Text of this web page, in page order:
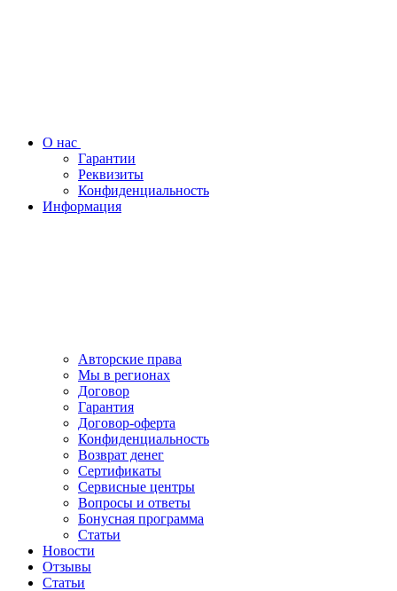
О нас
Гарантии
Реквизиты
Конфиденциальность
Информация
Авторские права
Мы в регионах
Договор
Гарантия
Договор-оферта
Конфиденциальность
Возврат денег
Сертификаты
Сервисные центры
Вопросы и ответы
Бонусная программа
Статьи
Новости
Отзывы
Статьи